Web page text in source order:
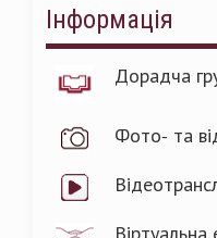
Інформація
Дорадча
Фото- та